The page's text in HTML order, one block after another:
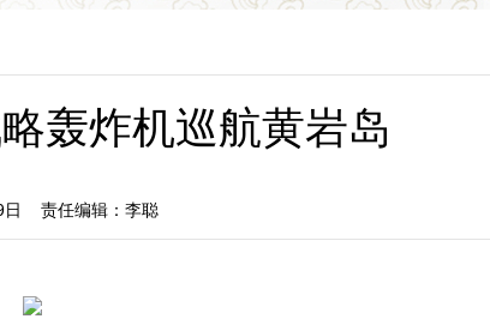
轰炸机巡航黄岩岛
日 责任编辑：李聪